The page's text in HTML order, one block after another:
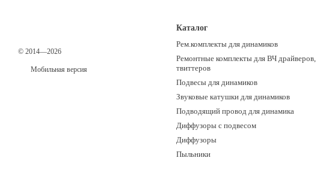
© 2014—2026
Мобильная версия
Каталог
Рем.комплекты для динамиков
Ремонтные комплекты для ВЧ драйверов,
твиттеров
Подвесы для динамиков
Звуковые катушки для динамиков
Подводящий провод для динамика
Диффузоры с подвесом
Диффузоры
Пыльники